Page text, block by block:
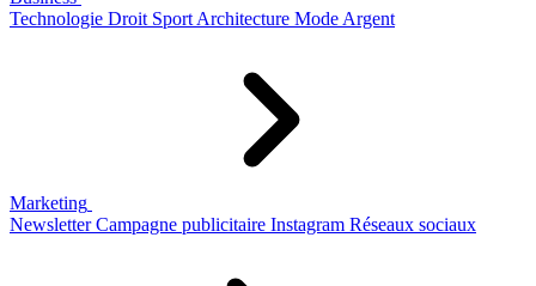
Technologie Droit Sport Architecture Mode Argent
Marketing
Newsletter Campagne publicitaire Instagram Réseaux sociaux